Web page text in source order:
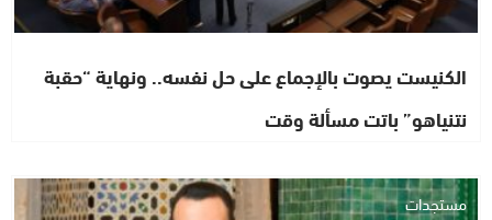
الكنيست يصوت بالإجماع على حل نفسه.. ونهاية “حقبة
نتنياهو” باتت مسألة وقت
مستجدات